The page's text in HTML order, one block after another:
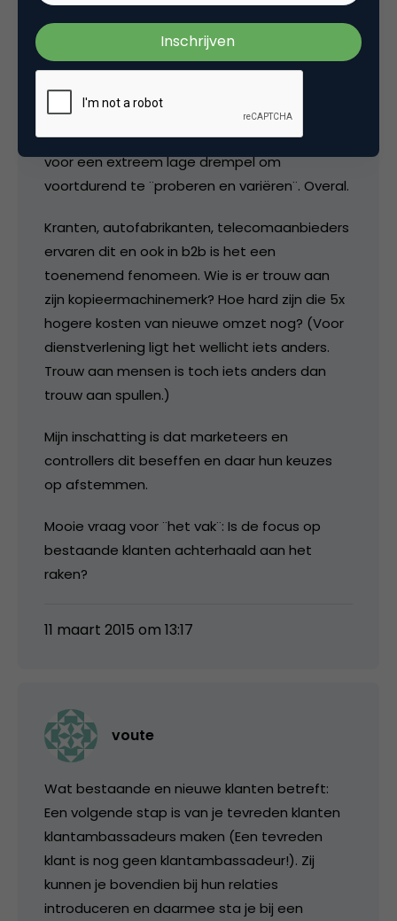
weg¨,9+ denken, fans, ambassadeurs, kritieke
¨touchpoints¨ etc.)
Ik zie het bij mijn klanten en ik zie het bij mezelf
als klant. Ultra transparantie, instant
beschikbaarheid en impulsmarketing zorgen
voor een extreem lage drempel om
voortdurend te ¨proberen en variëren¨. Overal.
Kranten, autofabrikanten, telecomaanbieders
ervaren dit en ook in b2b is het een
toenemend fenomeen. Wie is er trouw aan
zijn kopieermachinemerk? Hoe hard zijn die 5x
hogere kosten van nieuwe omzet nog? (Voor
dienstverlening ligt het wellicht iets anders.
Trouw aan mensen is toch iets anders dan
trouw aan spullen.)
Mijn inschatting is dat marketeers en
controllers dit beseffen en daar hun keuzes
op afstemmen.
Mooie vraag voor ¨het vak¨: Is de focus op
bestaande klanten achterhaald aan het
raken?
11 maart 2015 om 13:17
voute
Wat bestaande en nieuwe klanten betreft:
Een volgende stap is van je tevreden klanten
klantambassadeurs maken (Een tevreden
klant is nog geen klantambassadeur!). Zij
kunnen je bovendien bij hun relaties
introduceren en daarmee sta je bij een